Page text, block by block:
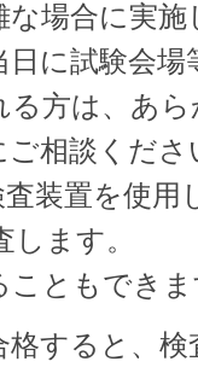
場合に実施
日に試験会
る方は、あ
ご相談くださ
装置を使用
ます。
こともでき
すると、